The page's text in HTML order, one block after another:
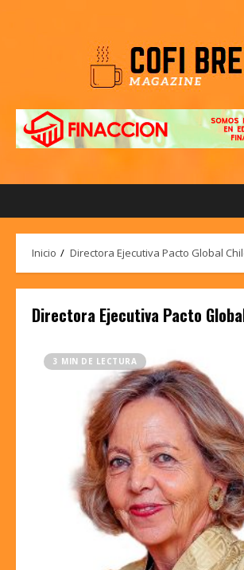
Inicio Directora Ejecutiva Pacto Global
Directora Ejecutiva Pacto
3 MIN DE LECTURA